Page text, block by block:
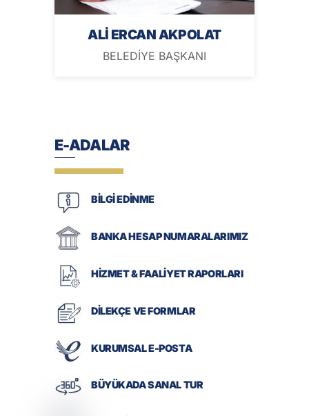
ALİ ERCAN AKPOLAT
BELEDİYE BAŞKANI
E-ADALAR
BİLGİ EDİNME
BANKA HESAP NUMARALARIMIZ
HİZMET & FAALİYET RAPORLARI
DİLEKÇE VE FORMLAR
KURUMSAL E-POSTA
BÜYÜKADA SANAL TUR